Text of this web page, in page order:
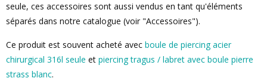
seule, ces accessoires sont aussi vendus en tant qu'éléments
séparés dans notre catalogue (voir "Accessoires").
Ce produit est souvent acheté avec boule de piercing acier
chirurgical 316l seule et piercing tragus / labret avec boule pierre
strass blanc.